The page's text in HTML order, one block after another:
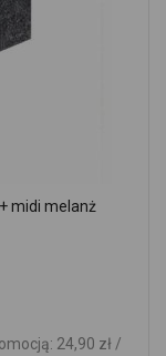
midi melanż
24,90 zł /